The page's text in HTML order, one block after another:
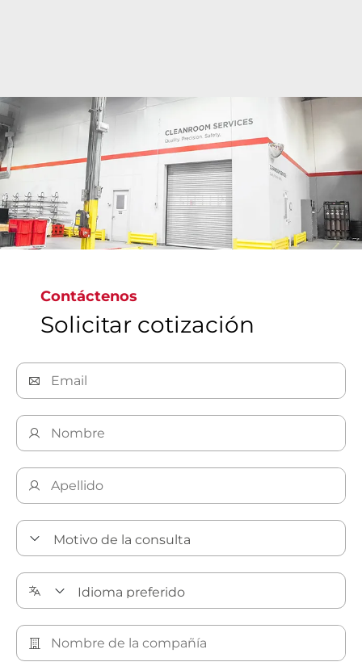
Las instalaciones estériles de vanguardia de Bray
facilitan limpieza precisa de Clase 6 a Clase 9 de
conformidad con las normas ISO en todo el
mundo, y allí se limpian, inspeccionan,
empaquetan y etiquetan válvulas para cumplir las
normas mundiales más rigurosas y garantizar el
suministro de válvulas no contaminadas.
Contáctenos
Solicitar cotización